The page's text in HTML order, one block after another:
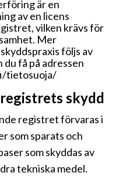
är en
av en licens
vilken krävs för
Mer
följs av
få på adressen
tietosuoja/
skydd
registret förvaras i
som sparats och
som skyddas av
tekniska medel.